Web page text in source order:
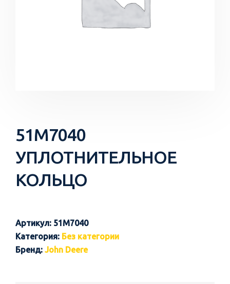
51M7040
УПЛОТНИТЕЛЬНОЕ
КОЛЬЦО
Артикул: 51M7040
Категория: Без категории
Бренд: John Deere